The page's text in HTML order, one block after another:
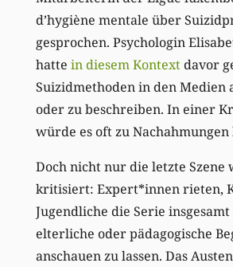
d’hygiène mentale über
gesprochen. Psychologin
hatte in diesem Kontextdavor
Suizidmethoden in den Medien
oder zu beschreiben. In einer
würde es oft zu Nachahmungen
Doch nicht nur die letzte Szene
kritisiert: Expert*innen rieten,
Jugendliche die Serie
elterliche oder pädagogische
anschauen zu lassen. Das